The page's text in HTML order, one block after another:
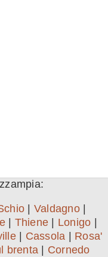
Valdagno|
| Thiene Lonigo
| Cassola
Rosa'
brenta
Cornedo